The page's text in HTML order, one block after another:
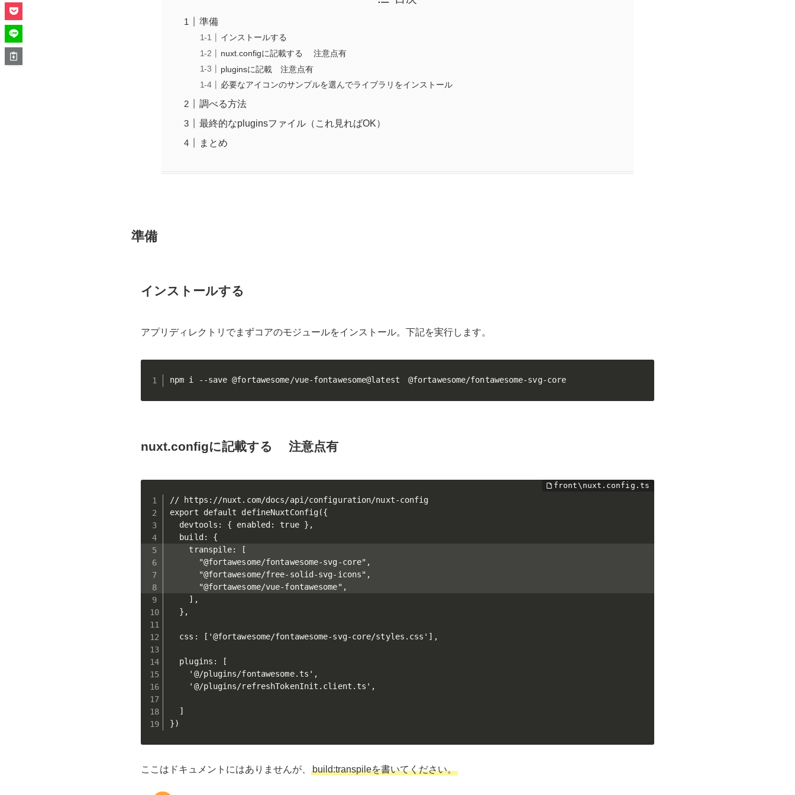
準備
インストールする
nuxt.configに記載する 注意点有
pluginsに記載 注意点有
必要なアイコンのサンプルを選んでライブラリをインストール
調べる方法
最終的なpluginsファイル（これ見ればOK）
まとめ
準備
インストールする
アプリディレクトリでまずコアのモジュールをインストール。下記を実行します。
npm i --save @fortawesome/vue-fontawesome@latest　@fortawesome/fontawesome-svg-core
nuxt.configに記載する 注意点有
// https://nuxt.com/docs/api/configuration/nuxt-config
export default defineNuxtConfig({
  devtools: { enabled: true },
  build: {
    transpile: [
      "@fortawesome/fontawesome-svg-core",
      "@fortawesome/free-solid-svg-icons",
      "@fortawesome/vue-fontawesome",
    ],
  },
  css: ['@fortawesome/fontawesome-svg-core/styles.css'],
  plugins: [
    '@/plugins/fontawesome.ts',
    '@/plugins/refreshTokenInit.client.ts',
  ]
ここはドキュメントにはありませんが、 build:transpileを書いてください。